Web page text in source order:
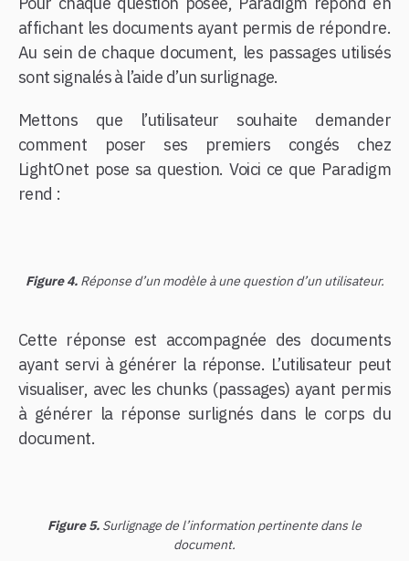
affichant les documents ayant permis de répondre.
Au sein de chaque document, les passages utilisés
sont signalés à l’aide d’un surlignage.
Mettons que l’utilisateur souhaite demander
comment poser ses premiers congés chez
LightOnet pose sa question. Voici ce que Paradigm
rend :
Figure 4. Réponse d’un modèle à une question d’un utilisateur.
Cette réponse est accompagnée des documents
ayant servi à générer la réponse. L’utilisateur peut
visualiser, avec les chunks (passages) ayant permis
à générer la réponse surlignés dans le corps du
document.
Figure 5. Surlignage de l’information pertinente dans le
document.